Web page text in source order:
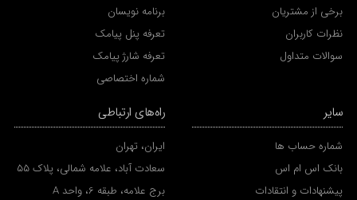
برخی از مشتریان
نظرات کاربران
سوالات متداول
برنامه نویسان
تعرفه پنل پیامک
تعرفه شارژ پیامک
شماره اختصاصی
سایر
شماره حساب ها
بانک اس ام اس
پیشنهادات و انتقادات
راه‌های ارتباطی
ایران، تهران
سعادت آباد، علامه شمالی، پلاک 55
برج علامه، طبقه 6، واحد A